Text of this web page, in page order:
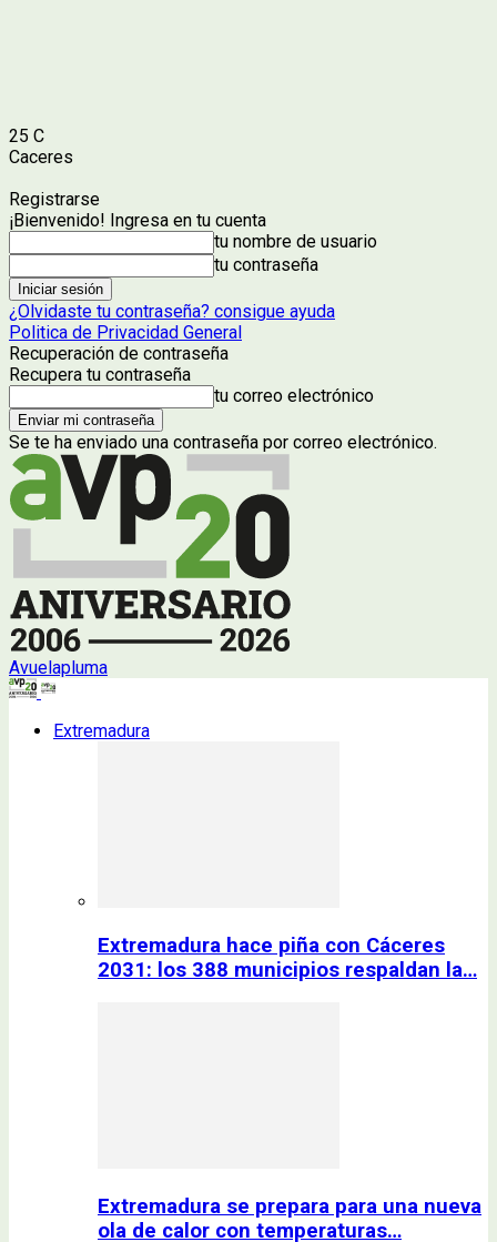
25 C
Caceres
Registrarse
¡Bienvenido! Ingresa en tu cuenta
tu nombre de usuario
tu contraseña
¿Olvidaste tu contraseña? consigue ayuda
Politica de Privacidad General
Recuperación de contraseña
Recupera tu contraseña
tu correo electrónico
Se te ha enviado una contraseña por correo electrónico.
Avuelapluma
Extremadura
Extremadura hace piña con Cáceres
2031: los 388 municipios respaldan la…
Extremadura se prepara para una nueva
ola de calor con temperaturas…